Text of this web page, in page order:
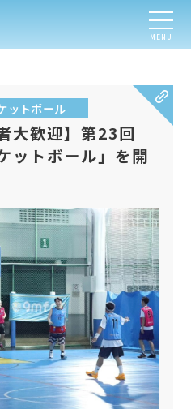
MENU
ットボール
大歓迎】第23回
ットボール」を開